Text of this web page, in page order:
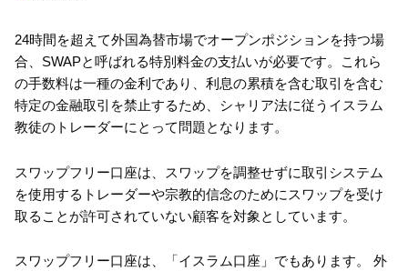
24時間を超えて外国為替市場でオープンポジションを持つ場
合、SWAPと呼ばれる特別料金の支払いが必要です。これら
の手数料は一種の金利であり、利息の累積を含む取引を含む
特定の金融取引を禁止するため、シャリア法に従うイスラム
教徒のトレーダーにとって問題となります。
スワップフリー口座は、スワップを調整せずに取引システム
を使用するトレーダーや宗教的信念のためにスワップを受け
取ることが許可されていない顧客を対象としています。
スワップフリー口座は、「イスラム口座」でもあります。 外